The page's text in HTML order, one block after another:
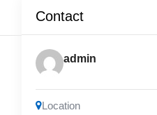
Contact
admin
Location